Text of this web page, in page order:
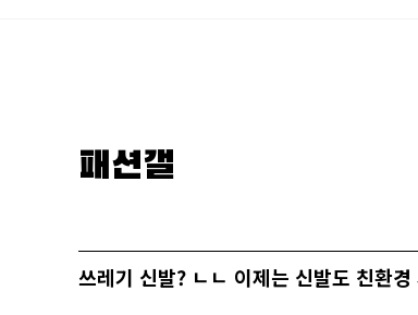
패션갤
쓰레기 신발? ㄴㄴ 이제는 신발도 친환